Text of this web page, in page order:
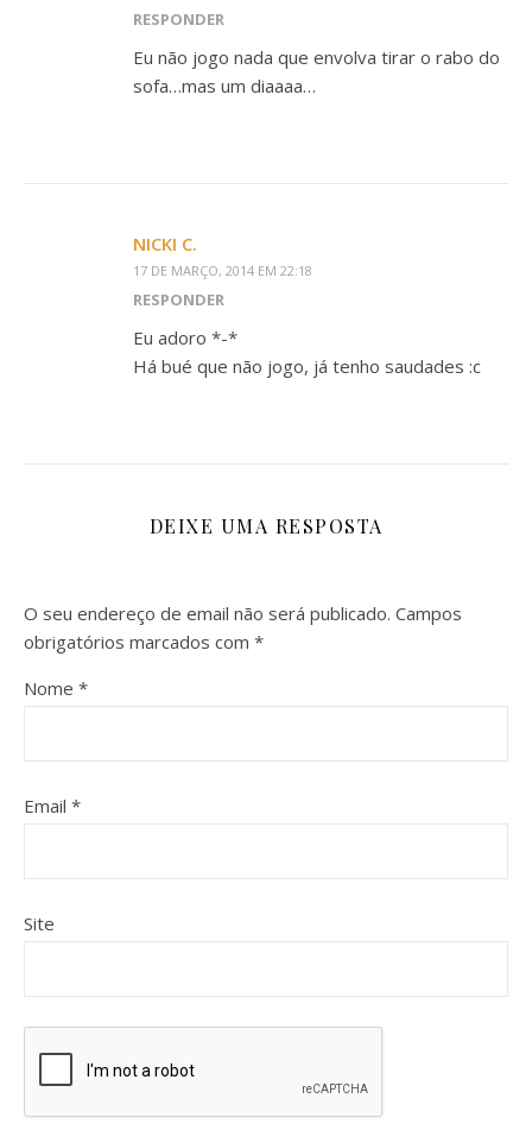
RESPONDER
Eu não jogo nada que envolva tirar o rabo do
sofa…mas um diaaaa…
NICKI C.
17 DE MARÇO, 2014 EM 22:18
RESPONDER
Eu adoro *-*
Há bué que não jogo, já tenho saudades :c
DEIXE UMA RESPOSTA
O seu endereço de email não será publicado. Campos
obrigatórios marcados com *
Nome *
Email *
Site